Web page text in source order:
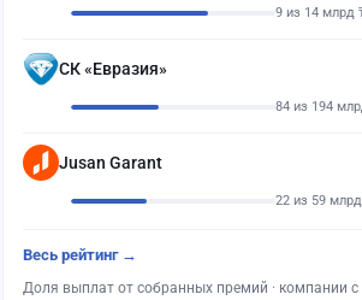
9 из 14 млрд
СК «Евразия»
84 из 194
Jusan Garant
22 из 59
Весь рейтинг →
Доля выплат от собранных премий · компании